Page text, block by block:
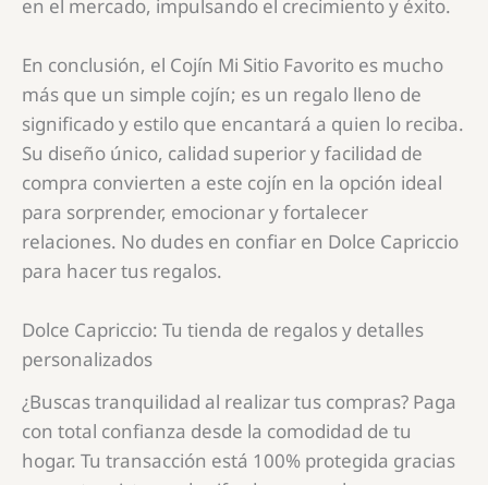
en el mercado, impulsando el crecimiento y éxito.
En conclusión, el Cojín Mi Sitio Favorito es mucho
más que un simple cojín; es un regalo lleno de
significado y estilo que encantará a quien lo reciba.
Su diseño único, calidad superior y facilidad de
compra convierten a este cojín en la opción ideal
para sorprender, emocionar y fortalecer
relaciones. No dudes en confiar en Dolce Capriccio
para hacer tus regalos.
Dolce Capriccio: Tu tienda de regalos y detalles
personalizados
¿Buscas tranquilidad al realizar tus compras? Paga
con total confianza desde la comodidad de tu
hogar. Tu transacción está 100% protegida gracias